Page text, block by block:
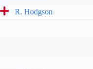
R. Hodgson